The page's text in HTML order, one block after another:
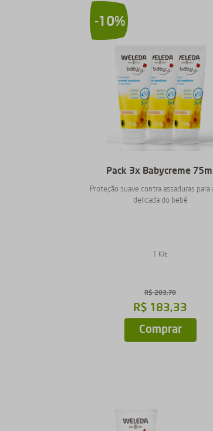
-10%
Pack 3x Babycreme
Proteção suave contra assaduras para
delicada do bebê
1 Kit
R$ 203,70
R$ 183,33
Comprar